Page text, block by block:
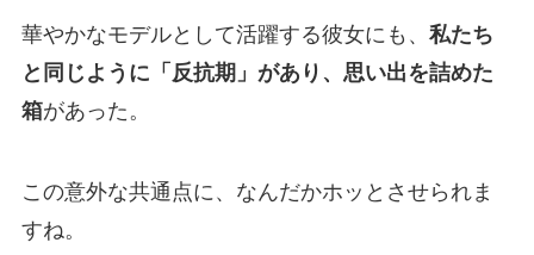
華やかなモデルとして活躍する彼女にも、 私たち
と同じように「反抗期」があり、思い出を詰めた
箱があった。
この意外な共通点に、なんだかホッとさせられま
すね。